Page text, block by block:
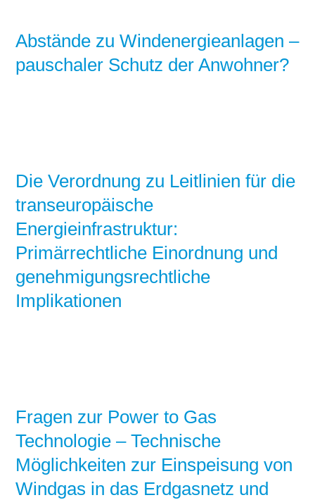
Abstände zu Windenergieanlagen –
pauschaler Schutz der Anwohner?
Die Verordnung zu Leitlinien für die
transeuropäische
Energieinfrastruktur:
Primärrechtliche Einordnung und
genehmigungsrechtliche
Implikationen
Fragen zur Power to Gas
Technologie – Technische
Möglichkeiten zur Einspeisung von
Windgas in das Erdgasnetz und